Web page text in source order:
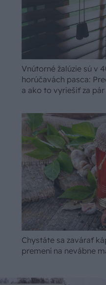
Vnútorné žalúzie sú v
horúčavách pasca:
a ako to vyriešiť za pár
Chystáte sa zavárať
premení na nevábne